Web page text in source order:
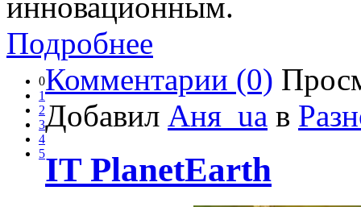
инновационным.
Подробнее
0
1
2
3
4
5
Комментарии (0)
Добавил Аня_ua в
IT PlanetEarth